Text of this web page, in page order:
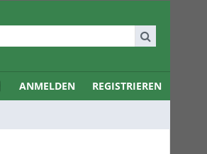
ANMELDEN REGISTRIEREN